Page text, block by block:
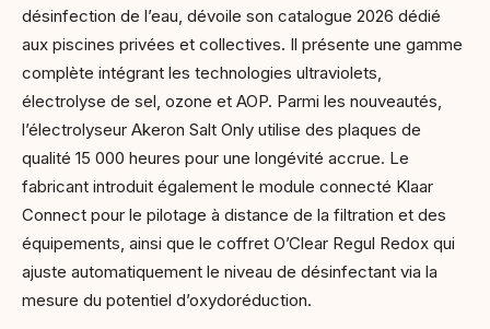
désinfection de l’eau, dévoile son catalogue 2026 dédié
aux piscines privées et collectives. Il présente une gamme
complète intégrant les technologies ultraviolets,
électrolyse de sel, ozone et AOP. Parmi les nouveautés,
l’électrolyseur Akeron Salt Only utilise des plaques de
qualité 15 000 heures pour une longévité accrue. Le
fabricant introduit également le module connecté Klaar
Connect pour le pilotage à distance de la filtration et des
équipements, ainsi que le coffret O’Clear Regul Redox qui
ajuste automatiquement le niveau de désinfectant via la
mesure du potentiel d’oxydoréduction.